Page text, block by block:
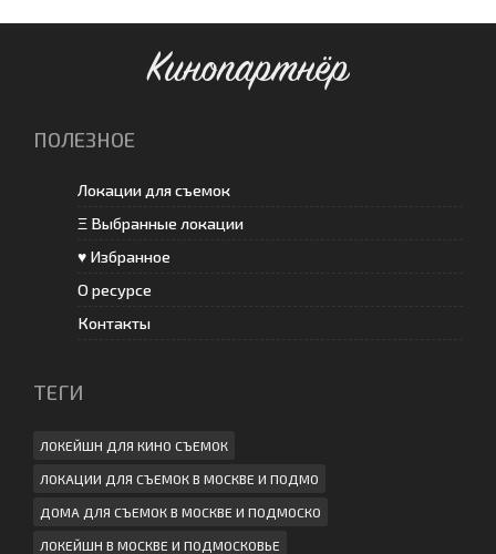
Кинопартнёр
ПОЛЕЗНОЕ
Локации для съемок
Ξ Выбранные локации
♥ Избранное
О ресурсе
Контакты
ТЕГИ
ЛОКЕЙШН ДЛЯ КИНО СЪЕМОК
ЛОКАЦИИ ДЛЯ СЪЕМОК В МОСКВЕ И ПОДМО
ДОМА ДЛЯ СЪЕМОК В МОСКВЕ И ПОДМОСКО
ЛОКЕЙШН В МОСКВЕ И ПОДМОСКОВЬЕ